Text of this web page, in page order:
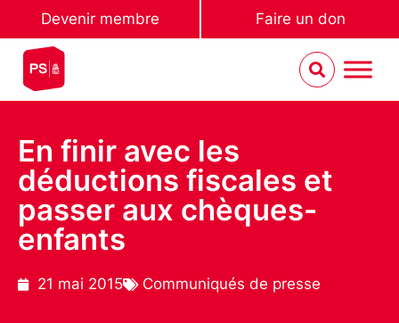
Devenir membre Faire un don
En finir avec les
déductions fiscales et
passer aux chèques-
enfants
21 mai 2015 Communiqués de presse